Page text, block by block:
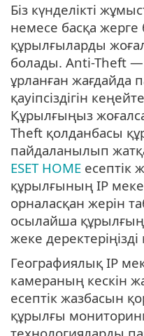
Біз күнделікті
немесе басқа жерге
құрылғыларды
болады. Anti-Theft
ұрланған
қауіпсіздігін
Құрылғыңыз
Theft қолданбасы
пайдаланылып
ESET HOME есептік
құрылғының IP
орналасқан жерін
осылайша
жеке
Географиялық IP
камераның кескін
есептік жазбасын
құрылғы